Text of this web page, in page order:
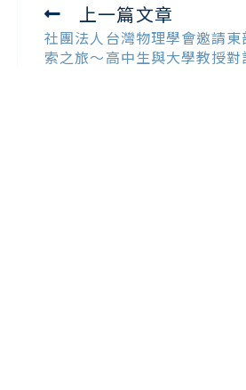
Read
more
articles
上一篇文章
社團法人台灣物理學會邀請
索之旅～高中生與大學教授